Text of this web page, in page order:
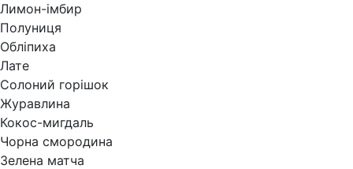
Лимон-імбир
Полуниця
Обліпиха
Лате
Солоний горішок
Журавлина
Кокос-мигдаль
Чорна смородина
Зелена матча